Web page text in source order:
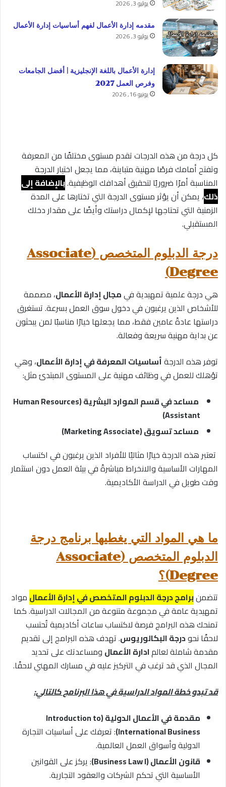
يوليو 3, 2026
مقدمه إدارة الأعمال لفهم أساسيات إدارة الأعمال
يوليو 3, 2026
إدارة الأعمال باللغة الإنجليزية | أفضل الجامعات
وفرص العمل 2027
يونيو 16, 2026
كل درجة من هذه الدرجات تقدم مستوى مختلفًا من المعرفة
وتفتح أمامك فرصًا مهنية متباينة، مما يجعل اختيار الدرجة
المناسبة أمرًا ضروريًا لتحقيق أهدافك الوظيفية.بالإضافة إلى
ذلك، يمكن أن يؤثر مستوى الدرجة التي تختارها على المدة
الزمنية التي تحتاجها لإكمال دراستك وأيضًا على مقدار دخلك
المستقبلي.
درجة الدبلوم المتخصص (Associate
Degree)
هي درجة علمية تمهيدية فيمجال إدارة الأعمال، مصممة
للأشخاص الذين يرغبون في دخول سوق العمل بسرعة. تستغرق
دراستها عادةً عامين فقط، مما يجعلها خيارًا مناسبًا لمن يبحثون
عن بداية مهنية سريعة وفعالة.
توفر هذه الدرجةأساسيات المعرفة في إدارة الأعمال، وهي
تؤهلك للعمل في وظائف مهنية على المستوى المبتدئ مثل:
مساعد في قسم الموارد البشرية (Human Resources
Assistant)
مساعد تسويق (Marketing Associate)
تعتبر هذه الدرجة خيارًا مثاليًا للأفراد الذين يرغبون في اكتساب
المهارات الأساسية والانخراط مباشرةً في بيئة العمل دون استثمار
وقت طويل في الدراسة الأكاديمية.
ما هي المواد التي يغطيها برنامج درجة
الدبلوم المتخصص (Associate
Degree)؟
تتضمنبرامج درجة الدبلوم المتخصص في إدارة الأعمال مواد
تمهيدية عامة في مجموعة متنوعة من المجالات الدراسية. كما
تمنحك هذه البرامج فرصة لاكتساب ساعات أكاديمية تُحتسب
لاحقًا نحودرجة البكالوريوس. تهدف هذه البرامج إلى تقديم
مقدمة شاملة لعالمادارة الأعمال ومساعدتك على تحديد
المجال الذي قد ترغب في التركيز عليه في مسارك المهني لاحقًا.
قد تبدو خطة المواد الدراسية في هذا البرنامج كالتالي:
مقدمة في الأعمال الدولية (Introduction to
International Business) : تعرفك على أساسيات التجارة
الدولية وأسواق العمل العالمية.
قانون الأعمال (Business Law I)
: يركز على القوانين
الأساسية التي تحكم الشركات والعقود التجارية.